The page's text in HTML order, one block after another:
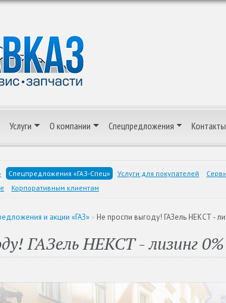
Услуги О компании Спецпредложения Контакты
Спецпредложения «ГАЗ-Спец» Услуги для покупателей
Корпоративным клиентам
и акции «ГАЗ» » Не проспи выгоду! ГАЗель НЕКСТ -
ГАЗель НЕКСТ - лизинг